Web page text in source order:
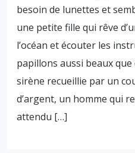
besoin de lunettes et
une petite fille qui rêve
l’océan et écouter les
papillons aussi beaux
sirène recueillie par un
d’argent, un homme qui
attendu […]